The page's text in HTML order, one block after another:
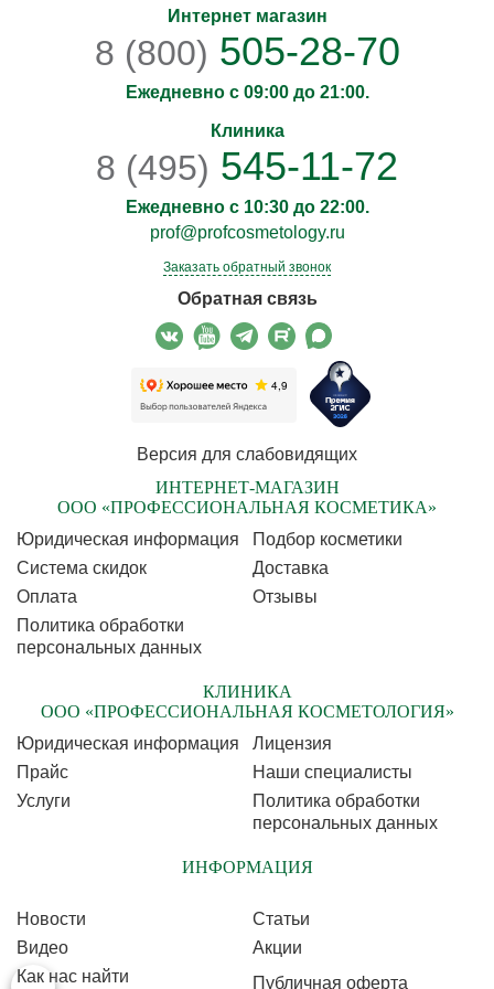
Интернет магазин
8 (800) 505-28-70
Ежедневно с 09:00 до 21:00.
Клиника
8 (495) 545-11-72
Ежедневно с 10:30 до 22:00.
prof@profcosmetology.ru
Заказать обратный звонок
Обратная связь
Версия для слабовидящих
ИНТЕРНЕТ-МАГАЗИН
ООО «ПРОФЕССИОНАЛЬНАЯ КОСМЕТИКА»
Юридическая информация
Подбор косметики
Cистема скидок
Доставка
Оплата
Отзывы
Политика обработки
персональных данных
КЛИНИКА
ООО «ПРОФЕССИОНАЛЬНАЯ КОСМЕТОЛОГИЯ»
Юридическая информация
Лицензия
Прайс
Наши специалисты
Услуги
Политика обработки
персональных данных
ИНФОРМАЦИЯ
Новости
Статьи
Видео
Акции
Как нас найти
Публичная оферта